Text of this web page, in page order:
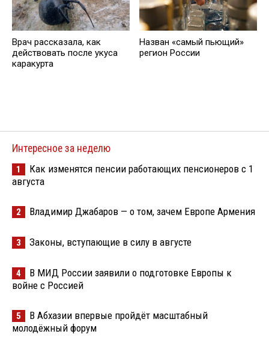
Врач рассказала, как
действовать после укуса
каракурта
Назван «самый пьющий»
регион России
Интересное за неделю
1
Как изменятся пенсии работающих пенсионеров с 1
августа
2 Владимир Джабаров — о том, зачем Европе Армения
3 Законы, вступающие в силу в августе
4
В МИД России заявили о подготовке Европы к
войне с Россией
5
В Абхазии впервые пройдёт масштабный
молодёжный форум